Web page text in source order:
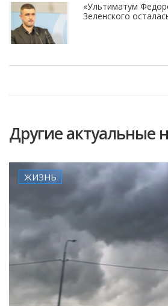
«Ультиматум
Зеленского
Другие актуальные
ЖИЗНЬ